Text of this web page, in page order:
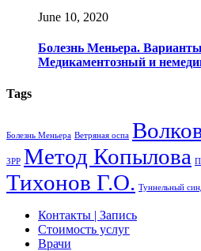
June 10, 2020
Болезнь Меньера.
Медикаментозный и
Tags
Болезнь Меньера Ветряная оспа
ЗРР Метод Копылова
Тихонов Г.О. Туннельный
Контакты | Запись
Стоимость услуг
Врачи